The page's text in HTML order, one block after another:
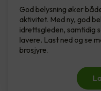
God belysning øker
aktivitet. Med ny, god
idrettsgleden, samtidig
lavere. Last ned og se
brosjyre.